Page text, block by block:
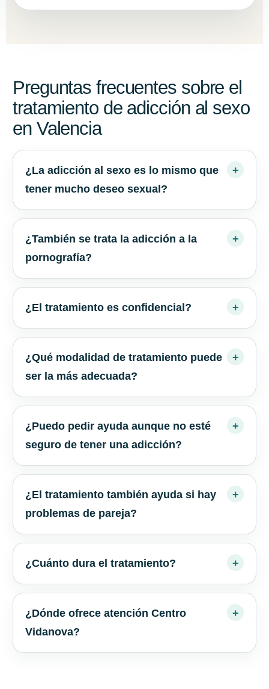
Preguntas frecuentes sobre el
tratamiento de adicción al sexo
en Valencia
¿La adicción al sexo es lo mismo que
tener mucho deseo sexual?
¿También se trata la adicción a la
pornografía?
¿El tratamiento es confidencial?
¿Qué modalidad de tratamiento puede
ser la más adecuada?
¿Puedo pedir ayuda aunque no esté
seguro de tener una adicción?
¿El tratamiento también ayuda si hay
problemas de pareja?
¿Cuánto dura el tratamiento?
¿Dónde ofrece atención Centro
Vidanova?